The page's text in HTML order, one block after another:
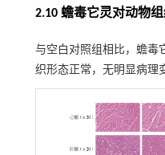
2.10 蟾毒它灵对动物
与空白对照组相比，蟾毒
织形态正常，无明显病理